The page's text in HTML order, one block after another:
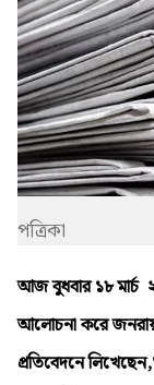
পত্রিকা
আজ বুধবার ১৮ মার্চ
আলোচনা করে জনরায়
প্রতিবেদনে